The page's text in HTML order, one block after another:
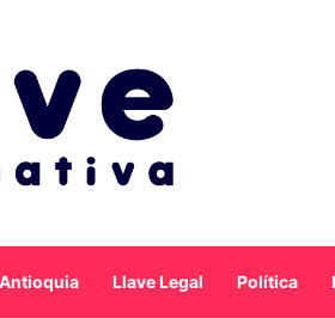
Antioquia Llave Legal Política